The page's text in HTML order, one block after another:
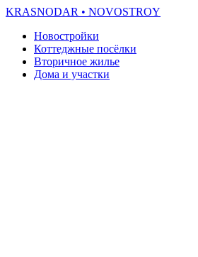
KRASNODAR • NOVOSTROY
Новостройки
Коттеджные посёлки
Вторичное жилье
Дома и участки